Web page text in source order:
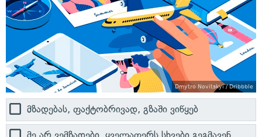
Dmytro Novitskyi / Dribbble
მზადებას, ფაქტობრივად, გზაში ვიწყებ
მე არ ვემზადები, ყველაფერს სხვები გეგმავენ